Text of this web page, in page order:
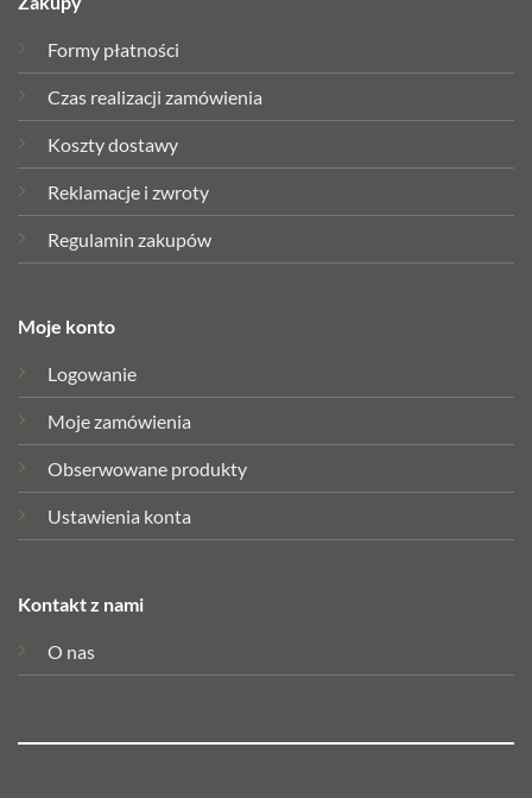
Formy płatności
Czas realizacji zamówienia
Koszty dostawy
Reklamacje i zwroty
Regulamin zakupów
Moje konto
Logowanie
Moje zamówienia
Obserwowane produkty
Ustawienia konta
Kontakt z nami
O nas